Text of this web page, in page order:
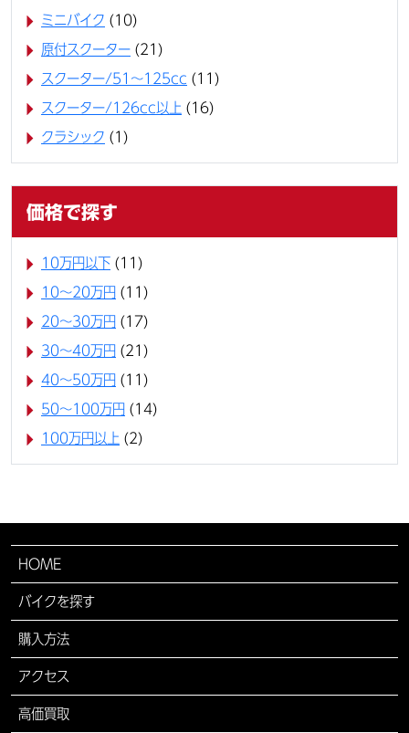
ミニバイク (10)
原付スクーター (21)
スクーター/51～125cc (11)
スクーター/126cc以上 (16)
クラシック (1)
価格で探す
10万円以下 (11)
10〜20万円 (11)
20〜30万円 (17)
30〜40万円 (21)
40〜50万円 (11)
50〜100万円 (14)
100万円以上 (2)
HOME
バイクを探す
購入方法
アクセス
高価買取